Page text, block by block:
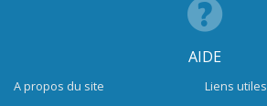
AIDE
A propos du site
Liens utiles